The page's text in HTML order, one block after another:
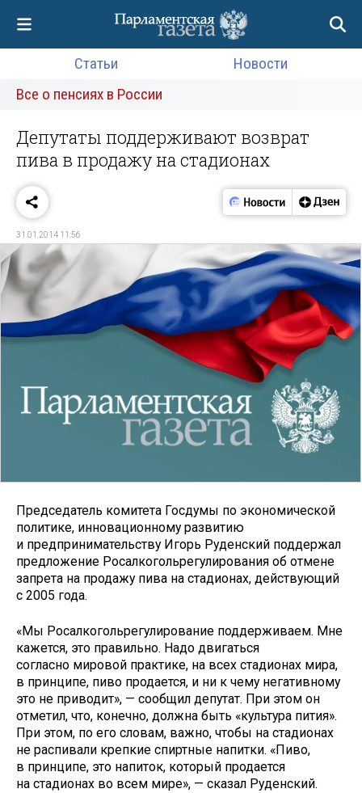
Статьи
Новости
Все о пенсиях в России
Депутаты поддерживают возврат
пива в продажу на стадионах
31.01.2014 11:56
Председатель комитета Госдумы по экономической
политике, инновационному развитию
и предпринимательству Игорь Руденский поддержал
предложение Росалкогольрегулирования об отмене
запрета на продажу пива на стадионах, действующий
с 2005 года.
«Мы Росалкогольрегулирование поддерживаем. Мне
кажется, это правильно. Надо двигаться
согласно мировой практике, на всех стадионах мира,
в принципе, пиво продается, и ни к чему негативному
это не приводит», — сообщил депутат. При этом он
отметил, что, конечно, должна быть «культура пития».
При этом, по его словам, важно, чтобы на стадионах
не распивали крепкие спиртные напитки. «Пиво,
в принципе, это напиток, который продается
на стадионах во всем мире», — сказал Руденский.